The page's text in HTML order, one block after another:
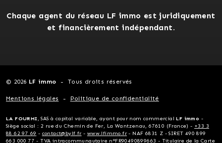
Chaque agent du réseau LF immo est juridiquement
et financièrement indépendant.
© 2026 LF immo Tous droits réservés
Mentions légales Politique de confidentialité
LA FOURMI, SAS à capital variable, ayant pour nom commercialLF immo -
Siège social : 2 rue du Chemin de Fer, La Wantzenau, 67610 (France) - +33 3
88 62 97 69 - contact@bylf.fr- www.lfimmo.fr- NAF 6831 Z - SIRET 490 899
663 000 77 - TVA intracommunautaire n°FR90490899663 - Titulaire de la Carte